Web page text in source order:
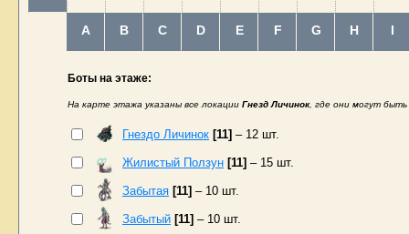
A B C D E F G H I
Боты на этаже:
На карте этажа указаны все локации Гнезд Личинок, где они могут
Гнездо Личинок [11] – 12 шт.
Жилистый Ползун [11] – 15 шт.
Забытая [11] – 10 шт.
Забытый [11] – 10 шт.